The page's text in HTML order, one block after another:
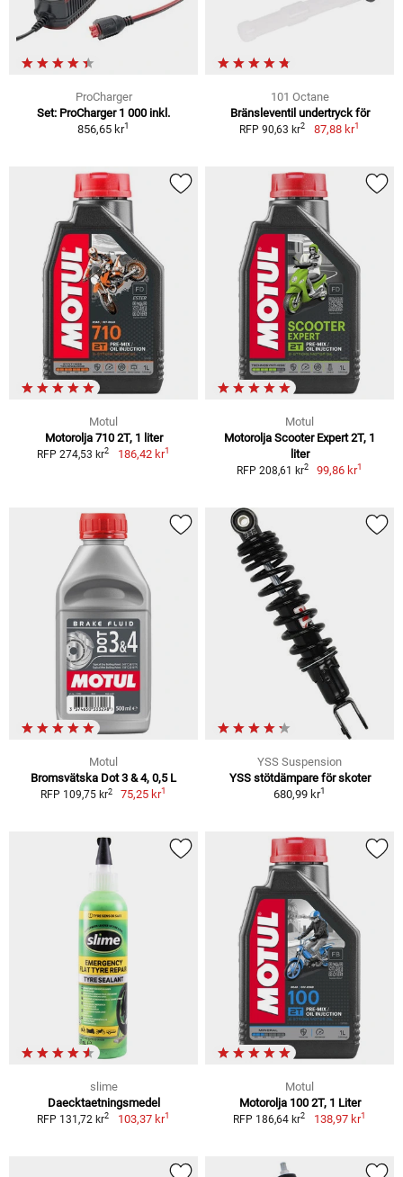
ProCharger
Set: ProCharger 1 000 inkl.
856,65 kr1
101 Octane
Bränsleventil undertryck för
RFP 90,63 kr2 87,88 kr1
Motul
Motorolja 710 2T, 1 liter
RFP 274,53 kr2 186,42 kr1
Motul
Motorolja Scooter Expert 2T, 1
liter
RFP 208,61 kr2 99,86 kr1
Motul
Bromsvätska Dot 3 & 4, 0,5 L
RFP 109,75 kr2 75,25 kr1
YSS Suspension
YSS stötdämpare för skoter
680,99 kr1
slime
Daecktaetningsmedel
RFP 131,72 kr2 103,37 kr1
Motul
Motorolja 100 2T, 1 Liter
RFP 186,64 kr2 138,97 kr1